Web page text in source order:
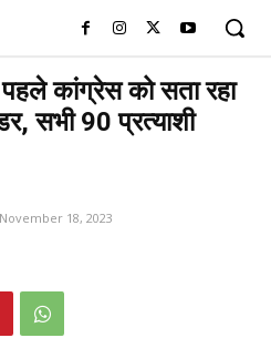
कांग्रेस को सता रहा
सभी 90 प्रत्याशी
November 18, 2023